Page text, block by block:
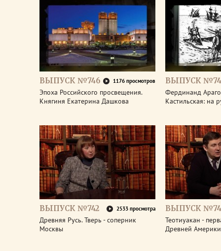
ВЫПУСК №746 1176 просмотров
Эпоха Российского просвещения.
Княгиня Екатерина Дашкова
ВЫПУСК
Фердинанд
Кастильская: на
ВЫПУСК №742 2533 просмотра
Древняя Русь. Тверь - соперник
Москвы
ВЫПУСК
Теотиуакан -
Древней Америки